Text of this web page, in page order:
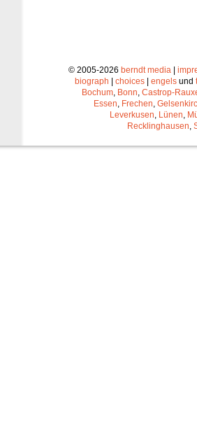
© 2005-2026 berndt media |
biograph | choices | engels und
Bochum Bonn Castrop-
Essen Frechen
Leverkusen Lünen
Recklinghausen